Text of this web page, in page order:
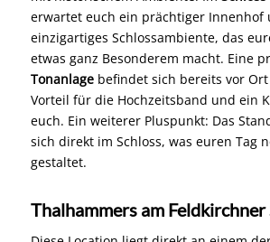
In Enns – gelegen am östlichen Rand
liegt eine für viele Hochzeitspaare
mit historischem Ambiente. ImSchloss
erwartet euch ein prächtiger Innenhof
einzigartiges Schlossambiente, das
etwas ganz Besonderem macht. Eine
Tonanlage befindet sich bereits vor
Vorteil für die Hochzeitsband und ein
sich direkt im Schloss, was euren Tag